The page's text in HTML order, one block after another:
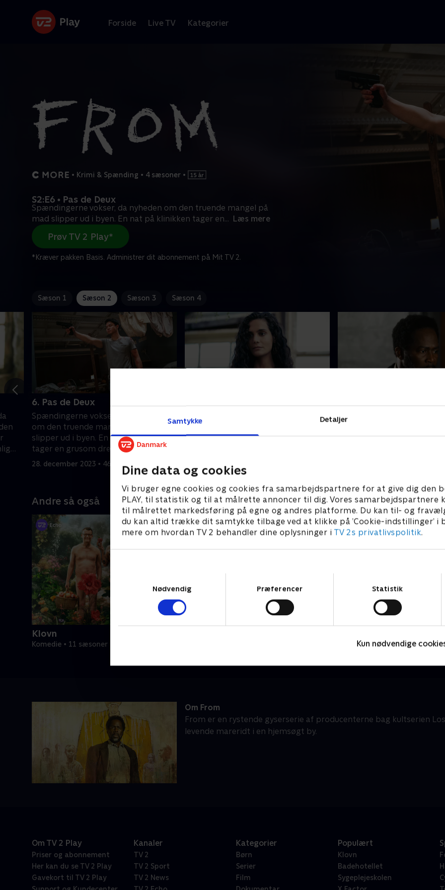
Samtykke Detaljer
Dine data og cookies
Vi bruger egne cookies og cookies fra samarbejdspartnere for at give dig den
PLAY, til statistik og til at målrette annoncer til dig. Vores samarbejdspartnere
til målrettet markedsføring på egne og andres platforme. Du kan til- og
du kan altid trække dit samtykke tilbage ved at klikke på ’Cookie-indstillinger’ i
mere om hvordan TV 2 behandler dine oplysninger i TV 2s privatlivspolitik.
Nødvendig
Præferencer Statistik
Kun nødvendige
Forside Live TV Kategorier
• Krimi & Spænding • 4 sæsoner •
S2:E6 • Pas de Deux
Spændingerne vokser, da nyheden om den truende mangel på
mad slipper ud i byen. En nat på klinikken tager en... Læs mere
Prøv TV 2 Play*
*Kræver pakken Basis. Administrer dit abonnement på Mit TV 2.
Sæson 1 Sæson 2 Sæson 3 Sæson 4
6. Pas de Deux
Spændingerne vokser, da nyheden
om den truende mangel på mad
slipper ud i byen. En nat på klinikken
tager en grusom drejning.
28. december 2023 • 46 min
Boyd og Kristi forsøger at drage
fordel af den seneste
hændelsesudvikling. Jim danner en
28. december 2023 • 46 min
Jim og Randall lancerer en
Andre så også
Klovn
Komedie • 11 sæsoner
Om From
From er en rystende gyserserie af producenterne bag kultserien
levende mareridt i en hjemsøgt by.
Om TV 2 Play
Priser og abonnement
Her kan du se TV 2 Play
Gavekort til TV 2 Play
Kanaler
TV 2
TV 2 Sport
TV 2 News
Kategorier
Børn
Serier
Film
Populært
Klovn
Badehotellet
Sygeplejeskolen